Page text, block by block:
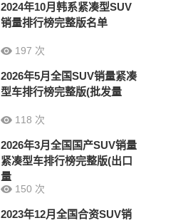
2024年10月韩系紧凑型SUV
销量排行榜完整版名单
197 次
2026年5月全国SUV销量紧凑
型车排行榜完整版(批发量
118 次
2026年3月全国国产SUV销量
紧凑型车排行榜完整版(出口
量
150 次
2023年12月全国合资SUV销